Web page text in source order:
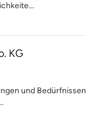
KG
und Bedürfnissen